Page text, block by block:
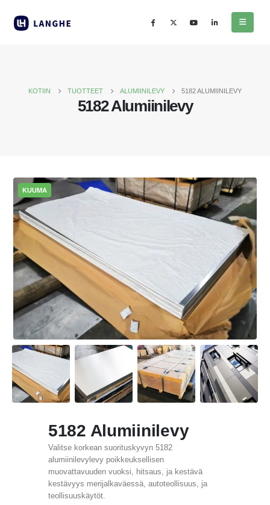
KOTIIN TUOTTEET ALUMIINILEVY 5182 ALUMIINILEVY
5182 Alumiinilevy
KUUMA
5182 Alumiinilevy
Valitse korkean suorituskyvyn 5182
alumiinilevylevy poikkeuksellisen
muovattavuuden vuoksi, hitsaus, ja kestävä
kestävyys merijalkaväessä, autoteollisuus, ja
teollisuuskäytöt.